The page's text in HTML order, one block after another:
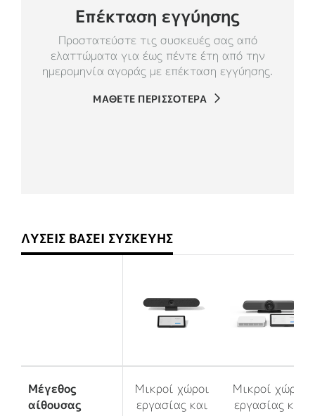
Επέκταση εγγύησης
Προστατεύστε τις συσκευές σας από
ελαττώματα για έως πέντε έτη από την
ημερομηνία αγοράς με επέκταση εγγύησης.
ΜΑΘΕΤΕ ΠΕΡΙΣΣΟΤΕΡΑ
ΛΎΣΕΙΣ ΒΆΣΕΙ ΣΥΣΚΕΥΉΣ
Μέγεθος
αίθουσας
Μικροί χώροι
εργασίας και
Μικροί χώροι
εργασίας και